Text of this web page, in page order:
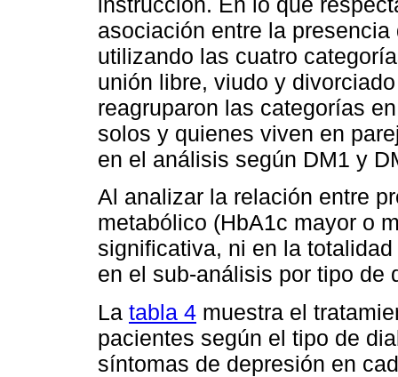
asociación entre la
utilizando las cuatro
unión libre, viudo y
reagruparon las categorías
solos y quienes viven en
en el análisis según DM1 y
Al analizar la relación entre
metabólico (HbA1c mayor o
significativa, ni en la
en el sub-análisis por tipo de
La tabla 4 muestra el
pacientes según el tipo de
síntomas de depresión en